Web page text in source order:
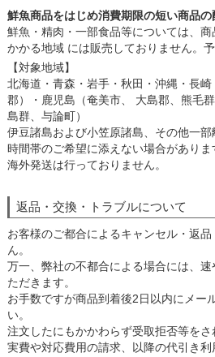
鮮魚商品をはじめ消費期限の短い商品の
鮮魚・精肉・一部食品等については、
かかる地域 には販売しておりません。予
【対象地域】
北海道・青森・岩手・秋田・沖縄・長
郡）・鹿児島（奄美市、 大島郡、熊毛
島群、与論町）
伊豆諸島および小笠原諸島、その他一
時間帯のご希望に添えない場合がありま
海外発送は行っておりません。
返品・交換・トラブルについて
お客様のご都合によるキャンセル・返
ん。
万一、弊社の不都合による場合には、
ただきます。
お手数ですが商品到着後2日以内にメー
い。
注文したにもかかわらず受取拒否等をさ
実費や対応費用の請求、以降の代引き